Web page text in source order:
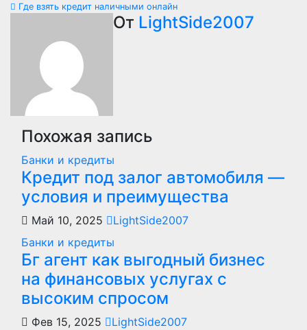
записям
Где взять кредит наличными онлайн
От LightSide2007
Похожая запись
Банки и кредиты
Кредит под залог автомобиля —
условия и преимущества
Май 10, 2025
LightSide2007
Банки и кредиты
Бг агент как выгодный бизнес
на финансовых услугах с
высоким спросом
Фев 15, 2025
LightSide2007